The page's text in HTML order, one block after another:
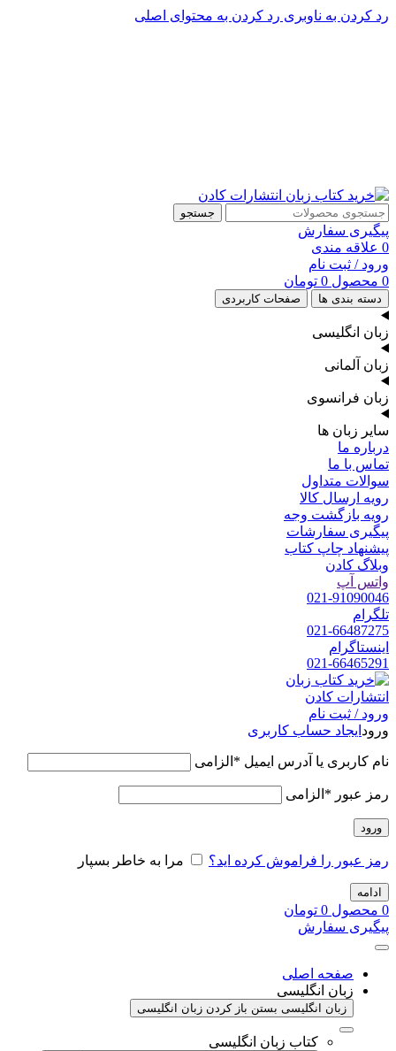
رد کردن به ناوبری رد کردن به محتوای اصلی
جستجو
پیگیری سفارش
0 علاقه مندی
ورود / ثبت نام
0 محصول 0 تومان
دسته بندی ها صفحات کاربردی
زبان انگلیسی
زبان آلمانی
زبان فرانسوی
سایر زبان ها
درباره ما
تماس با ما
سوالات متداول
رویه ارسال کالا
رویه بازگشت وجه
پیگیری سفارشات
پیشنهاد چاپ کتاب
وبلاگ کادن
واتس آپ
021-91090046
تلگرام
021-66487275
اینستاگرام
021-66465291
ورود / ثبت نام
ورود ایجاد حساب کاربری
نام کاربری یا آدرس ایمیل * الزامی
رمز عبور * الزامی
ورود
رمز عبور را فراموش کرده اید؟ مرا به خاطر بسپار
ادامه
0 محصول 0 تومان
پیگیری سفارش
صفحه اصلی
زبان انگلیسی
زبان انگلیسی بستن باز کردن زبان انگلیسی
کتاب زبان انگلیسی